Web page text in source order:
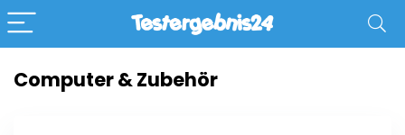
Computer & Zubehör